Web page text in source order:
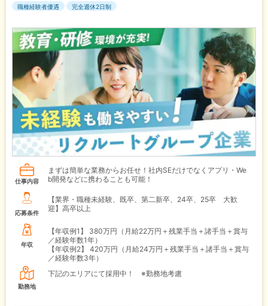
職種経験者優遇
完全週休2日制
仕事内容
まずは簡単な業務からお任せ！社内SEだけでなくアプリ・We
b開発などに携わることも可能！
応募条件
【業界・職種未経験、既卒、第二新卒、24卒、25卒 大歓
迎】高卒以上
年収
【年収例1】
380万円（月給22万円＋残業手当＋諸手当＋賞与
／経験年数1年）
【年収例2】
420万円（月給24万円＋残業手当＋諸手当＋賞与
／経験年数3年）
勤務地
下記のエリアにて採用中！ ※勤務地考慮